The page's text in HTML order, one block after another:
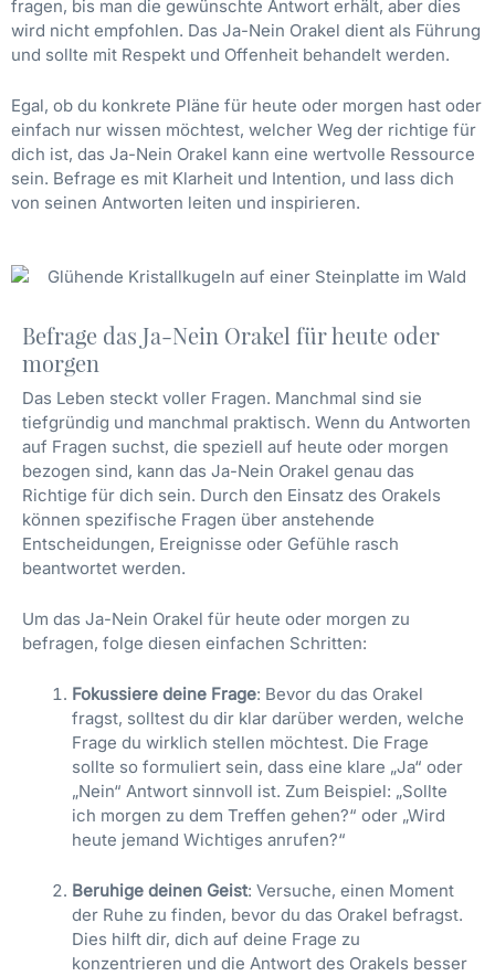
fragen, bis man die gewünschte Antwort erhält, aber dies
wird nicht empfohlen. Das Ja-Nein Orakel dient als Führung
und sollte mit Respekt und Offenheit behandelt werden.
Egal, ob du konkrete Pläne für heute oder morgen hast oder
einfach nur wissen möchtest, welcher Weg der richtige für
dich ist, das Ja-Nein Orakel kann eine wertvolle Ressource
sein. Befrage es mit Klarheit und Intention, und lass dich
von seinen Antworten leiten und inspirieren.
Befrage das Ja-Nein Orakel für heute oder
morgen
Das Leben steckt voller Fragen. Manchmal sind sie
tiefgründig und manchmal praktisch. Wenn du Antworten
auf Fragen suchst, die speziell auf heute oder morgen
bezogen sind, kann das Ja-Nein Orakel genau das
Richtige für dich sein. Durch den Einsatz des Orakels
können spezifische Fragen über anstehende
Entscheidungen, Ereignisse oder Gefühle rasch
beantwortet werden.
Um das Ja-Nein Orakel für heute oder morgen zu
befragen, folge diesen einfachen Schritten:
Fokussiere deine Frage: Bevor du das Orakel
fragst, solltest du dir klar darüber werden, welche
Frage du wirklich stellen möchtest. Die Frage
sollte so formuliert sein, dass eine klare „Ja“ oder
„Nein“ Antwort sinnvoll ist. Zum Beispiel: „Sollte
ich morgen zu dem Treffen gehen?“ oder „Wird
heute jemand Wichtiges anrufen?“
Beruhige deinen Geist: Versuche, einen Moment
der Ruhe zu finden, bevor du das Orakel befragst.
Dies hilft dir, dich auf deine Frage zu
konzentrieren und die Antwort des Orakels besser